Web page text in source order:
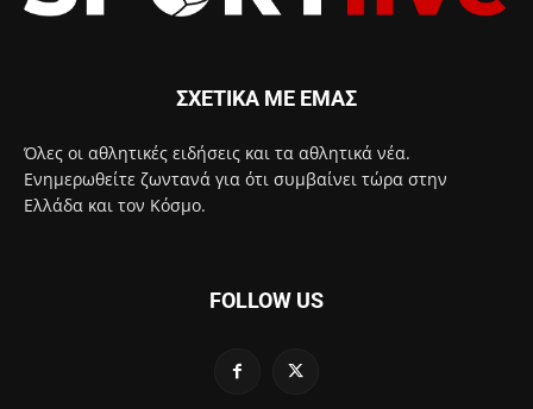
ΣΧΕΤΙΚΑ ΜΕ ΕΜΑΣ
Όλες οι αθλητικές ειδήσεις και τα αθλητικά νέα.
Ενημερωθείτε ζωντανά για ότι συμβαίνει τώρα στην
Ελλάδα και τον Κόσμο.
FOLLOW US